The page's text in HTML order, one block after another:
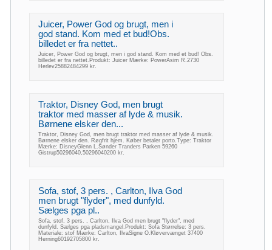
Juicer, Power God og brugt, men i
god stand. Kom med et bud!Obs.
billedet er fra nettet..
Juicer, Power God og brugt, men i god stand. Kom med et bud! Obs.
billedet er fra nettet.Produkt: Juicer Mærke: PowerAsim R.2730
Herlev25882484299 kr.
Traktor, Disney God, men brugt
traktor med masser af lyde & musik.
Børnene elsker den...
Traktor, Disney God, men brugt traktor med masser af lyde & musik.
Børnene elsker den. Røgfrit hjem. Køber betaler porto.Type: Traktor
Mærke: DisneyGlenn L.Sønder Tranders Parken 59260
Gistrup50296040,50296040200 kr.
Sofa, stof, 3 pers. , Carlton, Ilva God
men brugt "flyder", med dunfyld.
Sælges pga pl..
Sofa, stof, 3 pers. , Carlton, Ilva God men brugt "flyder", med
dunfyld. Sælges pga pladsmangel.Produkt: Sofa Størrelse: 3 pers.
Materiale: stof Mærke: Carlton, IlvaSigne O.Kløvervænget 37400
Herning60192705800 kr.